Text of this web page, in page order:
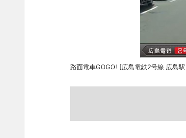
路面電車GOGO! [広島電鉄2号線 広島